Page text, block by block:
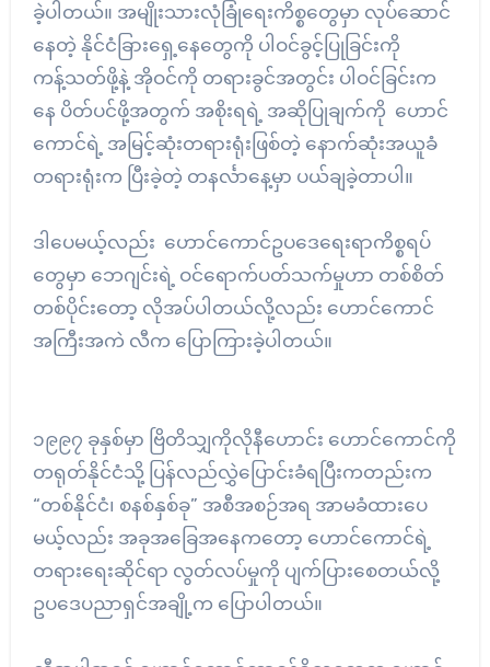
ခဲ့ပါတယ်။ အမျိုးသားလုံခြုံရေးကိစ္စတွေမှာ လုပ်ဆောင်
နေတဲ့ နိုင်ငံခြားရှေ့နေတွေကို ပါဝင်ခွင့်ပြုခြင်းကို
ကန့်သတ်ဖို့နဲ့ အိုဝင်ကို တရားခွင်အတွင်း ပါဝင်ခြင်းက
နေ ပိတ်ပင်ဖို့အတွက် အစိုးရရဲ့ အဆိုပြုချက်ကို ဟောင်
ကောင်ရဲ့ အမြင့်ဆုံးတရားရုံးဖြစ်တဲ့ နောက်ဆုံးအယူခံ
တရားရုံးက ပြီးခဲ့တဲ့ တနင်္လာနေ့မှာ ပယ်ချခဲ့တာပါ။
ဒါပေမယ့်လည်း ဟောင်ကောင်ဥပဒေရေးရာကိစ္စရပ်
တွေမှာ ဘေဂျင်းရဲ့ ဝင်ရောက်ပတ်သက်မှုဟာ တစ်စိတ်
တစ်ပိုင်းတော့ လိုအပ်ပါတယ်လို့လည်း ဟောင်ကောင်
အကြီးအကဲ လီက ပြောကြားခဲ့ပါတယ်။
၁၉၉၇ ခုနှစ်မှာ ဗြိတိသျှကိုလိုနီဟောင်း ဟောင်ကောင်ကို
တရုတ်နိုင်ငံသို့ ပြန်လည်လွှဲပြောင်းခံရပြီးကတည်းက
“တစ်နိုင်ငံ၊ စနစ်နှစ်ခု” အစီအစဉ်အရ အာမခံထားပေ
မယ့်လည်း အခုအခြေအနေကတော့ ဟောင်ကောင်ရဲ့
တရားရေးဆိုင်ရာ လွတ်လပ်မှုကို ပျက်ပြားစေတယ်လို့
ဥပဒေပညာရှင်အချို့က ပြောပါတယ်။